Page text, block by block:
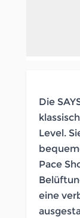
Die
Level.
Pace
eine